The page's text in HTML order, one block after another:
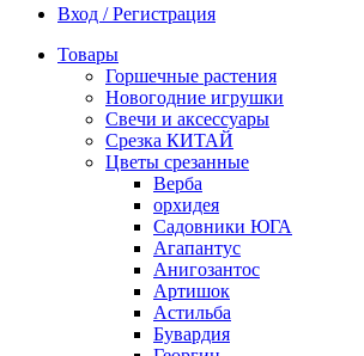
Вход / Регистрация
Товары
Горшечные растения
Новогодние игрушки
Свечи и аксессуары
Срезка КИТАЙ
Цветы срезанные
Верба
орхидея
Садовники ЮГА
Агапантус
Анигозантос
Артишок
Астильба
Бувардия